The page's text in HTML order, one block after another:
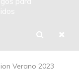
Verano 2023